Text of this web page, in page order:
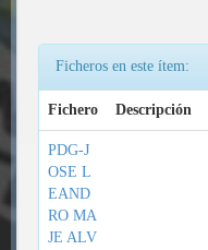
Ficheros en este ítem:
Fichero Descripción
PDG-J
OSE L
EAND
RO MA
JE ALV